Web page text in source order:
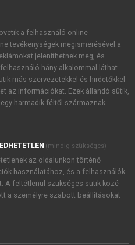
akcióiról.
Kiadó Zrt. újdonságairól,
foglaltakat tudomásul
, valamint a szotar.netés a
foglaltakat
a felhasználó online
tevékenységek megismerésével a
jeleníthetnek meg, és
hány alkalommal láthat
más szervezetekkel és hirdetőkkel
az információkat. Ezek állandó sütik,
harmadik féltől származnak.
(mindig szükséges)
az oldalunkon történő
használatához, és a felhasználók
A feltétlenül szükséges sütik közé
a személyre szabott beállításokat